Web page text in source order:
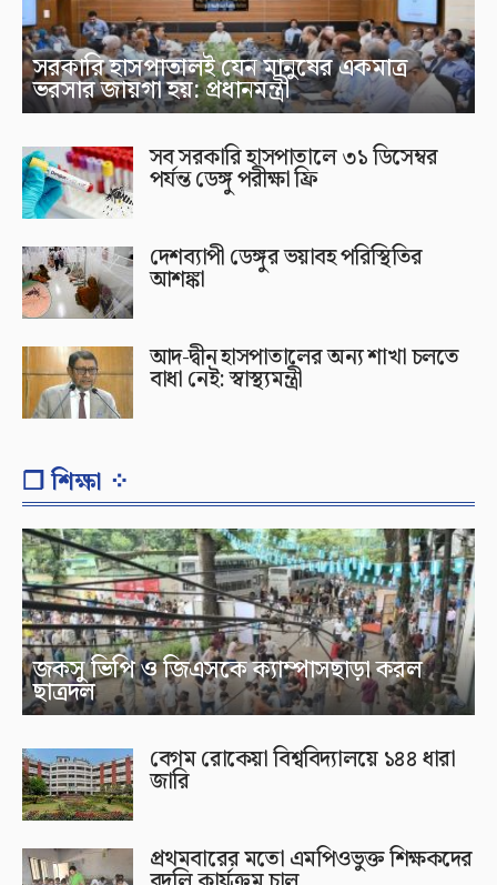
সরকারি হাসপাতালই যেন মানুষের একমাত্র
ভরসার জায়গা হয়: প্রধানমন্ত্রী
সব সরকারি হাসপাতালে ৩১ ডিসেম্বর
পর্যন্ত ডেঙ্গু পরীক্ষা ফ্রি
দেশব্যাপী ডেঙ্গুর ভয়াবহ পরিস্থিতির
আশঙ্কা
আদ-দ্বীন হাসপাতালের অন্য শাখা চলতে
বাধা নেই: স্বাস্থ্যমন্ত্রী
❐ শিক্ষা ⁘
জকসু ভিপি ও জিএসকে ক্যাম্পাসছাড়া করল
ছাত্রদল
বেগম রোকেয়া বিশ্ববিদ্যালয়ে ১৪৪ ধারা
জারি
প্রথমবারের মতো এমপিওভুক্ত শিক্ষকদের